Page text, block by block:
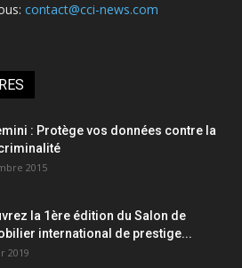
contact@cci-news.com
: Protège vos données contre la
2015
la 1ère édition du Salon de
international de prestige...
2019